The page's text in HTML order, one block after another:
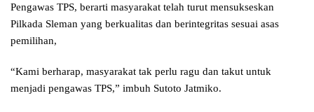
Pengawas TPS, berarti masyarakat telah turut mensukseskan
Pilkada Sleman yang berkualitas dan berintegritas sesuai asas
pemilihan,
“Kami berharap, masyarakat tak perlu ragu dan takut untuk
menjadi pengawas TPS,” imbuh Sutoto Jatmiko.